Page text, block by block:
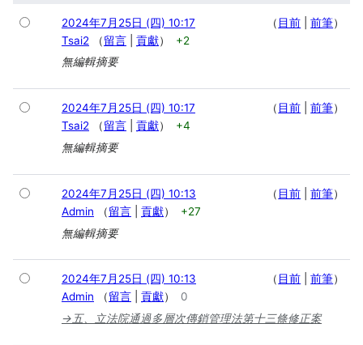
目前 前筆
2024年7月25日 (四) 10:17
Tsai2
留言 貢獻
+2
無編輯摘要
目前 前筆
2024年7月25日 (四) 10:17
Tsai2
留言 貢獻
+4
無編輯摘要
目前 前筆
2024年7月25日 (四) 10:13
Admin
留言 貢獻
+27
無編輯摘要
目前 前筆
2024年7月25日 (四) 10:13
Admin
留言 貢獻
0
→ 五、立法院通過多層次傳銷管理法第十三條修正案